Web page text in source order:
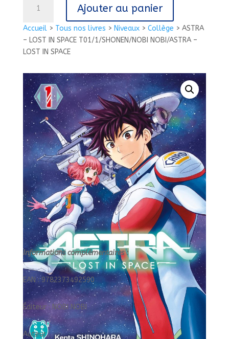
Accueil> Tous nos livres > Niveaux> Collège > ASTRA
– LOST IN SPACE T01/1/SHONEN/NOBI NOBI/ASTRA –
LOST IN SPACE
ASTRA
LOST
T01/1/SHONEN/NOBI
NOBI/ASTRA
-
LOST
SPACE
Ajouter au panier
Informations complémentaires :
EAN : 9782373492590
Éditeur : NOBI NOBI
Auteur :